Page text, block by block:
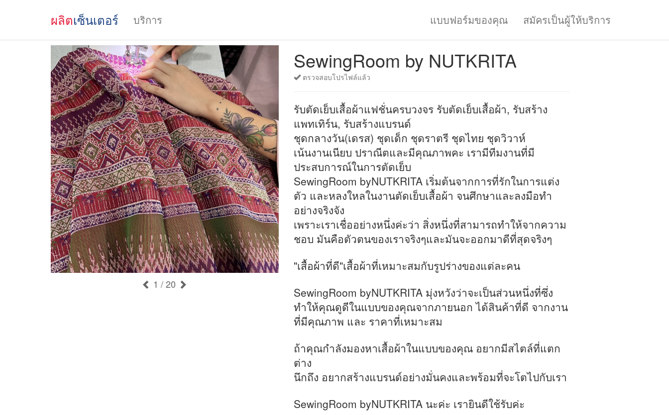
ผลิตเซ็นเตอร์ บริการ แบบฟอร์มของคุณ สมัครเป็นผู้ให้บริการ
1 / 20
SewingRoom by NUTKRITA
ตรวจสอบโปรไฟล์แล้ว
รับตัดเย็บเสื้อผ้าแฟชั่นครบวงจร รับตัดเย็บเสื้อผ้า, รับสร้าง
แพทเทิร์น, รับสร้างแบรนด์
ชุดกลางวัน(เดรส) ชุดเด็ก ชุดราตรี ชุดไทย ชุดวิวาห์
เน้นงานเนียบ ปราณีตและมีคุณภาพคะ เรามีทีมงานที่มี
ประสบการณ์ในการตัดเย็บ
SewingRoom byNUTKRITA เริ่มต้นจากการที่รักในการแต่ง
ตัว และหลงใหลในงานตัดเย็บเสื้อผ้า จนศึกษาและลงมือทำ
อย่างจริงจัง
เพราะเราเชื่ออย่างหนึ่งค่ะว่า สิ่งหนึ่งที่สามารถทำให้จากความ
ชอบ มันคือตัวตนของเราจริงๆและมันจะออกมาดีที่สุดจริงๆ
"เสื้อผ้าที่ดี"เสื้อผ้าที่เหมาะสมกับรูปร่างของแต่ละคน
SewingRoom byNUTKRITA มุ่งหวังว่าจะเป็นส่วนหนึ่งที่ซึ่ง
ทำให้คุณดูดีในแบบของคุณจากภายนอก ได้สินค้าที่ดี จากงาน
ที่มีคุณภาพ และ ราคาที่เหมาะสม
ถ้าคุณกำลังมองหาเสื้อผ้าในแบบของคุณ อยากมีสไตล์ที่แตก
ต่าง
นึกถึง อยากสร้างแบรนด์อย่างมั่นคงและพร้อมที่จะโตไปกับเรา
SewingRoom byNUTKRITA นะค่ะ เรายินดีใช้รับค่ะ